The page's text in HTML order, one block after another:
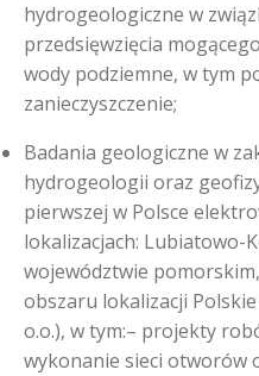
hydrogeologiczne w
przedsięwzięcia
wody podziemne, w tym
zanieczyszczenie;
Badania geologiczne w
hydrogeologii oraz
pierwszej w Polsce
lokalizacjach: Lubiatowo-
województwie
obszaru lokalizacji
o.o.), w tym:– projekty
wykonanie sieci otworów